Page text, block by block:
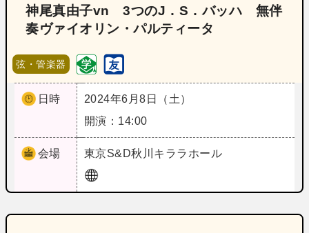
神尾真由子vn 3つのJ．S．バッハ 無伴
奏ヴァイオリン・パルティータ
弦・管楽器
日時
2024年6月8日（土）
開演：14:00
会場 東京S&D秋川キララホール